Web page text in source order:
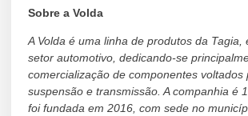
Sobre a Volda
A Volda é uma linha de produtos da Tagia,
setor automotivo, dedicando-se
comercialização de componentes voltados
suspensão e transmissão. A companhia é
foi fundada em 2016, com sede no